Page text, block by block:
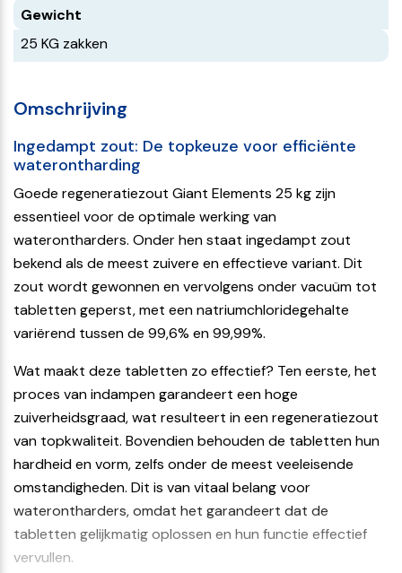
Gewicht
25 KG zakken
Omschrijving
Ingedampt zout: De topkeuze voor efficiënte
waterontharding
Goede regeneratiezout Giant Elements 25 kg zijn
essentieel voor de optimale werking van
waterontharders. Onder hen staat ingedampt zout
bekend als de meest zuivere en effectieve variant. Dit
zout wordt gewonnen en vervolgens onder vacuüm tot
tabletten geperst, met een natriumchloridegehalte
variërend tussen de 99,6% en 99,99%.
Wat maakt deze tabletten zo effectief? Ten eerste, het
proces van indampen garandeert een hoge
zuiverheidsgraad, wat resulteert in een regeneratiezout
van topkwaliteit. Bovendien behouden de tabletten hun
hardheid en vorm, zelfs onder de meest veeleisende
omstandigheden. Dit is van vitaal belang voor
waterontharders, omdat het garandeert dat de
tabletten gelijkmatig oplossen en hun functie effectief
vervullen.